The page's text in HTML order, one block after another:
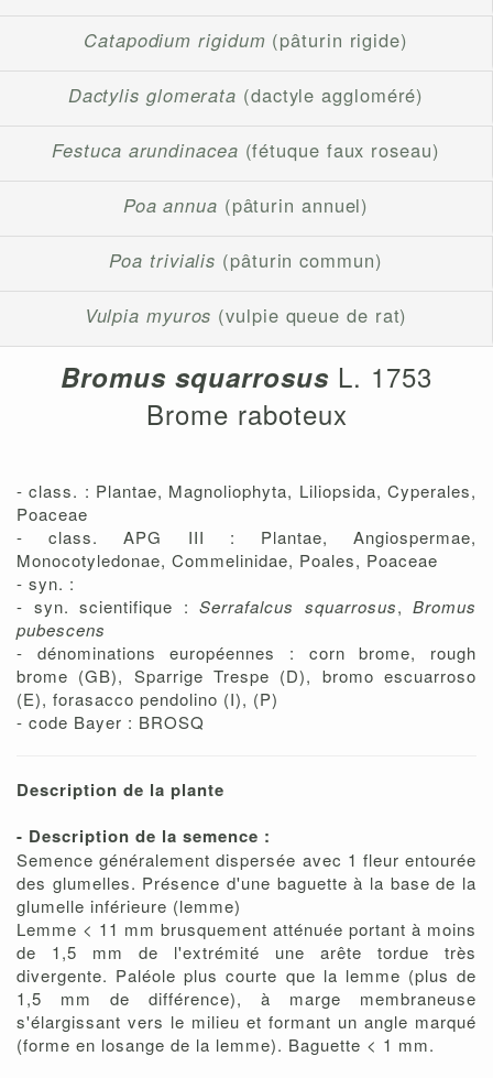
Catapodium rigidum (pâturin rigide)
Dactylis glomerata (dactyle aggloméré)
Festuca arundinacea (fétuque faux roseau)
Poa annua (pâturin annuel)
Poa trivialis (pâturin commun)
Vulpia myuros (vulpie queue de rat)
Bromus squarrosus L. 1753
Brome raboteux
- class. : Plantae, Magnoliophyta, Liliopsida, Cyperales,
Poaceae
- class. APG III : Plantae, Angiospermae,
Monocotyledonae, Commelinidae, Poales, Poaceae
- syn. :
- syn. scientifique : Serrafalcus squarrosus, Bromus
pubescens
- dénominations européennes : corn brome, rough
brome (GB), Sparrige Trespe (D), bromo escuarroso
(E), forasacco pendolino (I), (P)
- code Bayer : BROSQ
Description de la plante
- Description de la semence :
Semence généralement dispersée avec 1 fleur entourée
des glumelles. Présence d'une baguette à la base de la
glumelle inférieure (lemme)
Lemme < 11 mm brusquement atténuée portant à moins
de 1,5 mm de l'extrémité une arête tordue très
divergente. Paléole plus courte que la lemme (plus de
1,5 mm de différence), à marge membraneuse
s'élargissant vers le milieu et formant un angle marqué
(forme en losange de la lemme). Baguette < 1 mm.